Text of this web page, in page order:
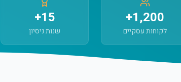
1,200+
לקוחות עסקיים
15+
שנות ניסיון